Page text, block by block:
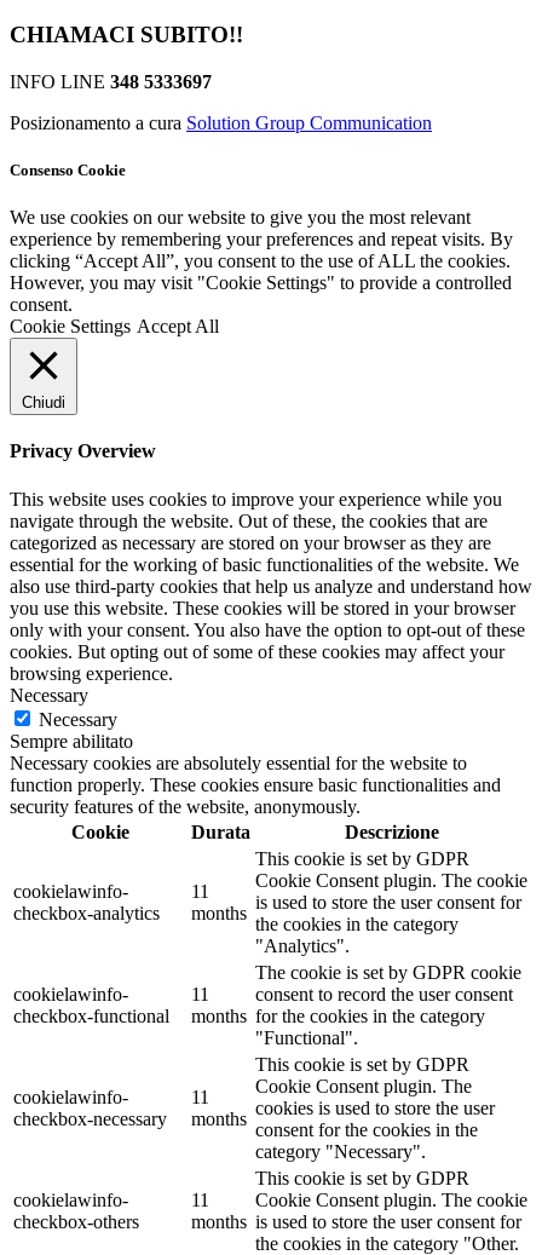
CHIAMACI SUBITO!!
INFO LINE 348 5333697
Posizionamento a cura Solution Group Communication
Consenso Cookie
We use cookies on our website to give you the most relevant
experience by remembering your preferences and repeat visits. By
clicking “Accept All”, you consent to the use of ALL the cookies.
However, you may visit "Cookie Settings" to provide a controlled
consent.
Cookie Settings Accept All
Chiudi
Privacy Overview
This website uses cookies to improve your experience while you
navigate through the website. Out of these, the cookies that are
categorized as necessary are stored on your browser as they are
essential for the working of basic functionalities of the website. We
also use third-party cookies that help us analyze and understand how
you use this website. These cookies will be stored in your browser
only with your consent. You also have the option to opt-out of these
cookies. But opting out of some of these cookies may affect your
browsing experience.
Necessary
Necessary
Sempre abilitato
Necessary cookies are absolutely essential for the website to
function properly. These cookies ensure basic functionalities and
security features of the website, anonymously.
Cookie
Durata Descrizione
cookielawinfo-
checkbox-analytics
11
months
This cookie is set by GDPR
Cookie Consent plugin. The cookie
is used to store the user consent for
the cookies in the category
"Analytics".
cookielawinfo-
checkbox-functional
11
months
The cookie is set by GDPR cookie
consent to record the user consent
for the cookies in the category
"Functional".
cookielawinfo-
checkbox-necessary
11
months
This cookie is set by GDPR
Cookie Consent plugin. The
cookies is used to store the user
consent for the cookies in the
category "Necessary".
cookielawinfo-
checkbox-others
11
months
This cookie is set by GDPR
Cookie Consent plugin. The cookie
is used to store the user consent for
the cookies in the category "Other.